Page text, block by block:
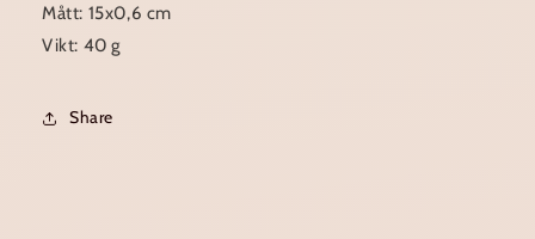
Mått: 15x0,6 cm
Vikt: 40 g
Share